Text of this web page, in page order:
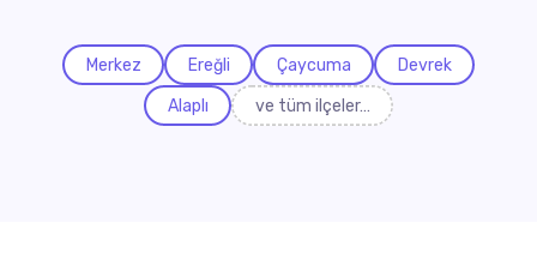
Merkez Ereğli Çaycuma
Devrek
Alaplı
ve tüm ilçeler…